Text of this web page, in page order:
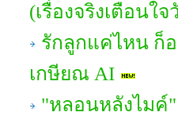
(เรื่องจริงเตือนใ
รักลูกแค่ไหน ก็
เกษียณ AI
"หลอนหลังไมค์"